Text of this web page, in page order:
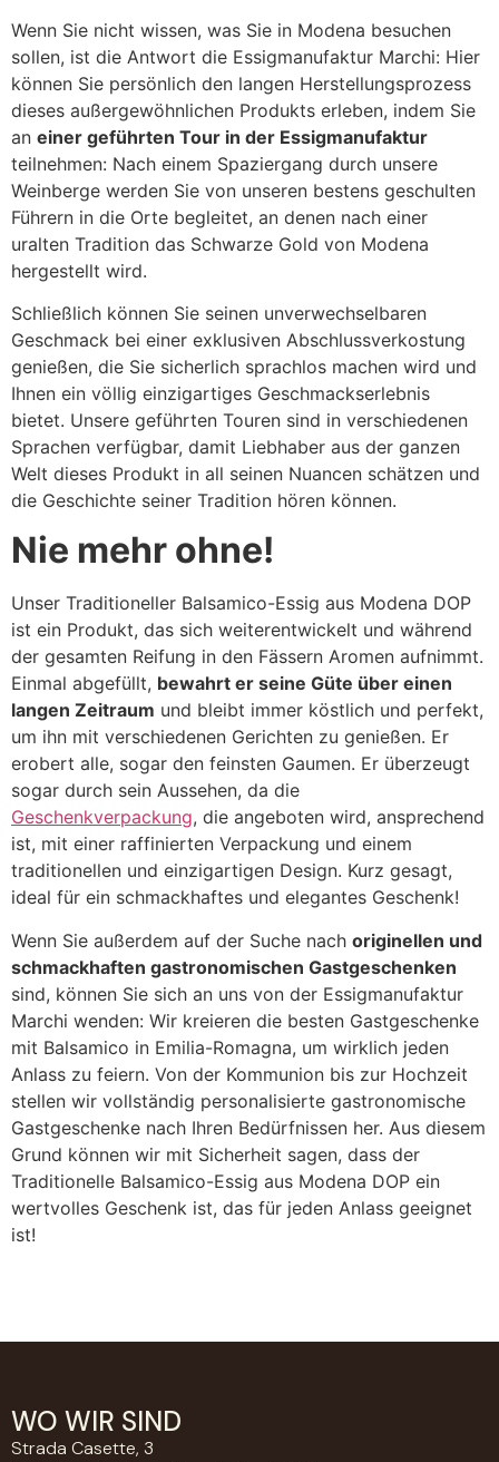
Wenn Sie nicht wissen, was Sie in Modena besuchen
sollen, ist die Antwort die Essigmanufaktur Marchi: Hier
können Sie persönlich den langen Herstellungsprozess
dieses außergewöhnlichen Produkts erleben, indem Sie
an einer geführten Tour in der Essigmanufaktur
teilnehmen: Nach einem Spaziergang durch unsere
Weinberge werden Sie von unseren bestens geschulten
Führern in die Orte begleitet, an denen nach einer
uralten Tradition das Schwarze Gold von Modena
hergestellt wird.
Schließlich können Sie seinen unverwechselbaren
Geschmack bei einer exklusiven Abschlussverkostung
genießen, die Sie sicherlich sprachlos machen wird und
Ihnen ein völlig einzigartiges Geschmackserlebnis
bietet. Unsere geführten Touren sind in verschiedenen
Sprachen verfügbar, damit Liebhaber aus der ganzen
Welt dieses Produkt in all seinen Nuancen schätzen und
die Geschichte seiner Tradition hören können.
Nie mehr ohne!
Unser Traditioneller Balsamico-Essig aus Modena DOP
ist ein Produkt, das sich weiterentwickelt und während
der gesamten Reifung in den Fässern Aromen aufnimmt.
Einmal abgefüllt, bewahrt er seine Güte über einen
langen Zeitraum und bleibt immer köstlich und perfekt,
um ihn mit verschiedenen Gerichten zu genießen. Er
erobert alle, sogar den feinsten Gaumen. Er überzeugt
sogar durch sein Aussehen, da die
Geschenkverpackung, die angeboten wird, ansprechend
ist, mit einer raffinierten Verpackung und einem
traditionellen und einzigartigen Design. Kurz gesagt,
ideal für ein schmackhaftes und elegantes Geschenk!
Wenn Sie außerdem auf der Suche nach originellen und
schmackhaften gastronomischen Gastgeschenken
sind, können Sie sich an uns von der Essigmanufaktur
Marchi wenden: Wir kreieren die besten Gastgeschenke
mit Balsamico in Emilia-Romagna, um wirklich jeden
Anlass zu feiern. Von der Kommunion bis zur Hochzeit
stellen wir vollständig personalisierte gastronomische
Gastgeschenke nach Ihren Bedürfnissen her. Aus diesem
Grund können wir mit Sicherheit sagen, dass der
Traditionelle Balsamico-Essig aus Modena DOP ein
wertvolles Geschenk ist, das für jeden Anlass geeignet
ist!
WO WIR SIND
Strada Casette, 3